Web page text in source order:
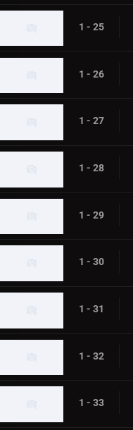
1 - 25
1 - 26
1 - 27
1 - 28
1 - 29
1 - 30
1 - 31
1 - 32
1 - 33